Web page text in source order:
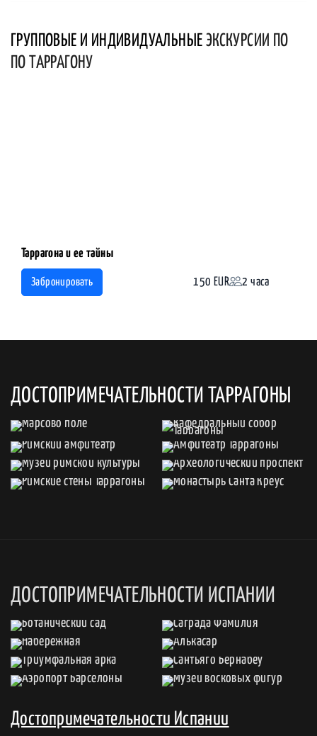
ГРУППОВЫЕ И ИНДИВИДУАЛЬНЫЕ ЭКСКУРСИИ ПО
ПО ТАРРАГОНУ
Таррагона и ее тайны
Забронировать 150 EUR 2 часа
ДОСТОПРИМЕЧАТЕЛЬНОСТИ ТАРРАГОНЫ
ДОСТОПРИМЕЧАТЕЛЬНОСТИ ИСПАНИИ
Достопримечательности Испании